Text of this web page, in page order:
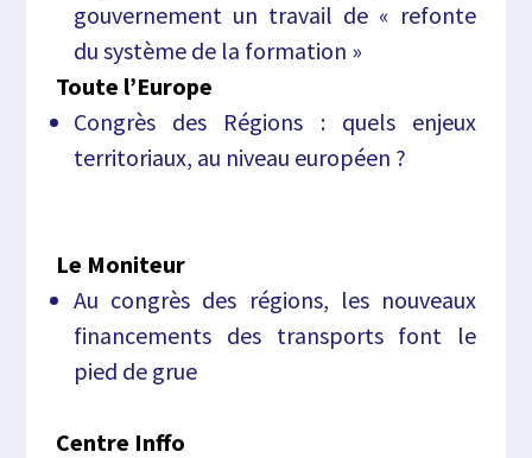
gouvernement un travail de « refonte
du système de la formation »
Toute l’Europe
Congrès des Régions : quels enjeux
territoriaux, au niveau européen ?
Le Moniteur
Au congrès des régions, les nouveaux
financements des transports font le
pied de grue
Centre Inffo